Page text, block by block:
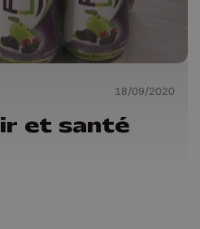
18/09/2020
et santé